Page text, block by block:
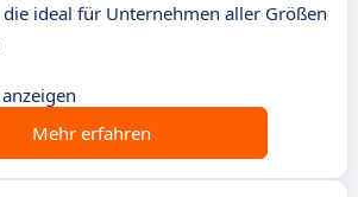
ideal für Unternehmen aller Größen
Mehr erfahren